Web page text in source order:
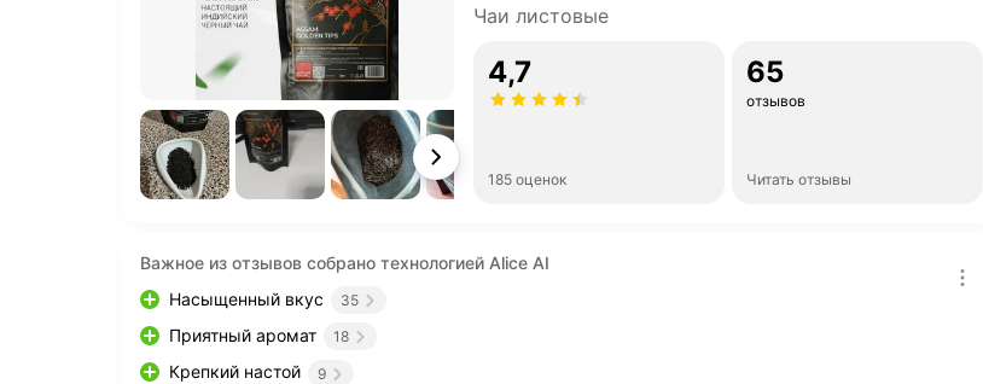
Чаи листовые
4,7
185 оценок
65
отзывов
Читать отзывы
Важное из отзывов собрано технологией Alice AI
Насыщенный вкус
35
Приятный аромат 18
Крепкий настой 9